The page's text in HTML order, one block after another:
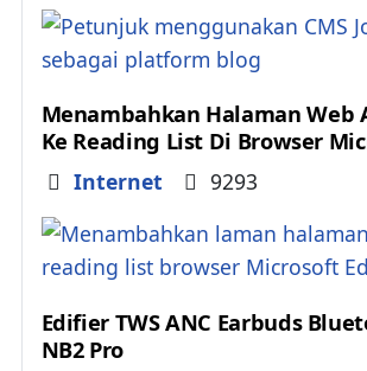
Menambahkan Halaman Web
Ke Reading List Di Browser
Details
Internet 9293
Edifier TWS ANC Earbuds
NB2 Pro